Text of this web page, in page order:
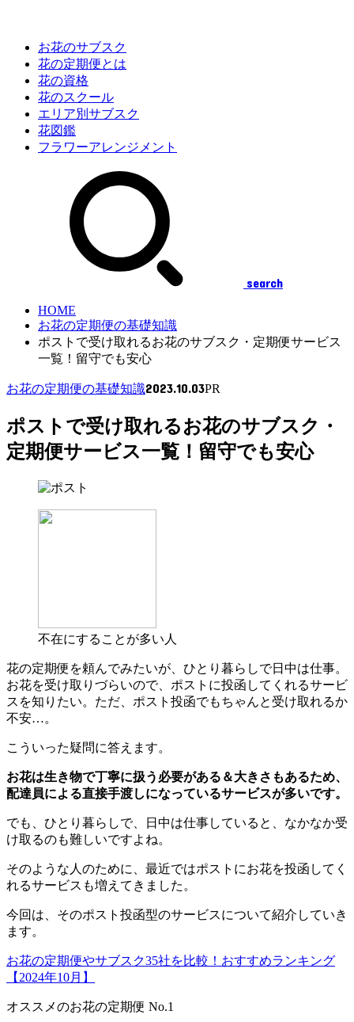
お花のサブスク
花の定期便とは
花の資格
花のスクール
エリア別サブスク
花図鑑
フラワーアレンジメント
search
HOME
お花の定期便の基礎知識
ポストで受け取れるお花のサブスク・定期便サービス
一覧！留守でも安心
お花の定期便の基礎知識2023.10.03PR
ポストで受け取れるお花のサブスク・
定期便サービス一覧！留守でも安心
不在にすることが多い人
花の定期便を頼んでみたいが、ひとり暮らしで日中は仕事。
お花を受け取りづらいので、ポストに投函してくれるサービ
スを知りたい。ただ、ポスト投函でもちゃんと受け取れるか
不安…。
こういった疑問に答えます。
お花は生き物で丁寧に扱う必要がある＆大きさもあるため、
配達員による直接手渡しになっているサービスが多いです。
でも、ひとり暮らしで、日中は仕事していると、なかなか受
け取るのも難しいですよね。
そのような人のために、最近ではポストにお花を投函してく
れるサービスも増えてきました。
今回は、そのポスト投函型のサービスについて紹介していき
ます。
お花の定期便やサブスク35社を比較！おすすめランキング
【2024年10月】
オススメのお花の定期便 No.1